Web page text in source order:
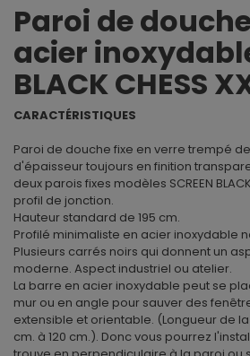
Paroi de
acier inoxydable
BLACK CHESS
CARACTÉRISTIQUES
Paroi de douche fixe en verre trempé
d'épaisseur toujours en finition
deux parois fixes modèles SCREEN
profil de jonction.
Hauteur standard de 195 cm.
Profilé minimaliste en acier inoxydable
Plusieurs carrés noirs qui donnent un
moderne. Aspect industriel ou atelier.
La barre en acier inoxydable peut se
mur ou en angle pour sauver des
extensible et orientable. (Longueur de
cm. à 120 cm.). Donc vous pourrez